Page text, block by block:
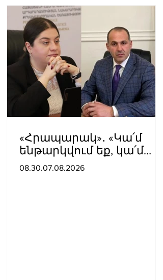
«Հրապարակ»․ «Կա՛մ
ենթարկվում եք, կա՛մ
ազատվում եք». Ամեն
08.30.07.08.2026